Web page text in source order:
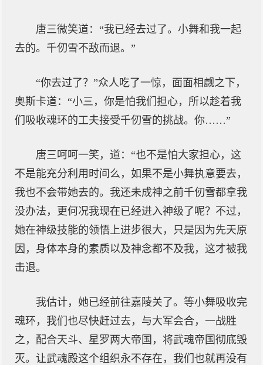
唐三微笑道：“我已经去过了。小舞和我一起
去的。千仞雪不敌而退。”
“你去过了？”众人吃了一惊，面面相觑之下，
奥斯卡道：“小三，你是怕我们担心，所以趁着我
们吸收魂环的工夫接受千仞雪的挑战。你……”
唐三呵呵一笑，道：“也不是怕大家担心，这
不是能充分利用时间么，如果不是小舞执意要去，
我也不会带她去的。我还未成神之前千仞雪都拿我
没办法，更何况我现在已经进入神级了呢？不过，
她在神级技能的领悟上进步很大，只是因为先天原
因，身体本身的素质以及神念都不及我，这才被我
击退。
我估计，她已经前往嘉陵关了。等小舞吸收完
魂环，我们也尽快赶过去，与大军会合，一战胜
之，配合天斗、星罗两大帝国，将武魂帝国彻底毁
灭。让武魂殿这个组织永不存在，我们也就再没有